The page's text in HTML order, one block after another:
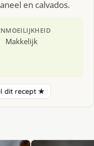
en calvados.
MOEILIJKHEID
Makkelijk
dit recept ★